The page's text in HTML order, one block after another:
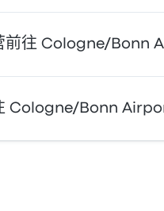
Bonn Airport 到
前往 Cologne/Bonn
BlaBlaCar Bus 或
Cologne/Bonn